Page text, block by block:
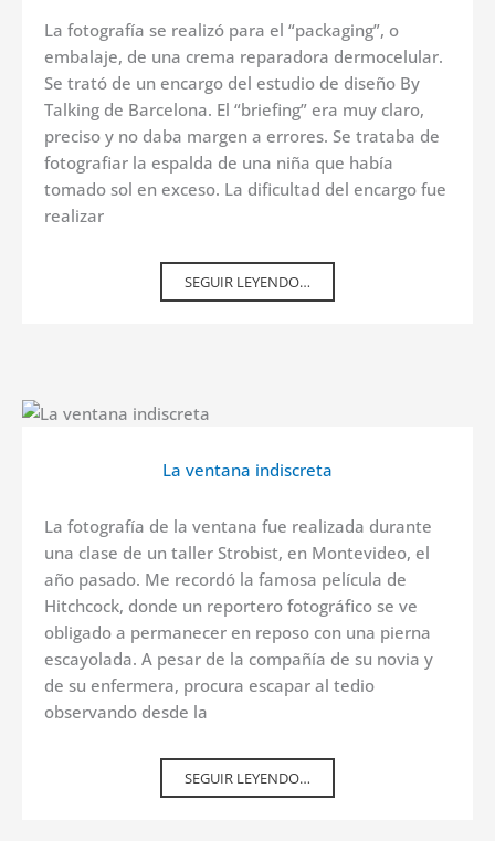
La fotografía se realizó para el “packaging”, o
embalaje, de una crema reparadora dermocelular.
Se trató de un encargo del estudio de diseño By
Talking de Barcelona. El “briefing” era muy claro,
preciso y no daba margen a errores. Se trataba de
fotografiar la espalda de una niña que había
tomado sol en exceso. La dificultad del encargo fue
realizar
SEGUIR LEYENDO…
La ventana indiscreta
La fotografía de la ventana fue realizada durante
una clase de un taller Strobist, en Montevideo, el
año pasado. Me recordó la famosa película de
Hitchcock, donde un reportero fotográfico se ve
obligado a permanecer en reposo con una pierna
escayolada. A pesar de la compañía de su novia y
de su enfermera, procura escapar al tedio
observando desde la
SEGUIR LEYENDO…